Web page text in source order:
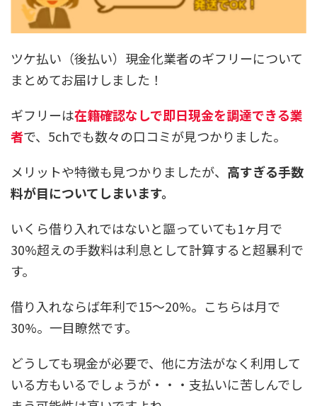
ツケ払い（後払い）現金化業者のギフリーについて
まとめてお届けしました！
ギフリーは在籍確認なしで即日現金を調達できる業
者で、5chでも数々の口コミが見つかりました。
メリットや特徴も見つかりましたが、 高すぎる手数
料が目についてしまいます。
いくら借り入れではないと謳っていても1ヶ月で
30%超えの手数料は利息として計算すると超暴利で
す。
借り入れならば年利で15～20%。こちらは月で
30%。一目瞭然です。
どうしても現金が必要で、他に方法がなく利用して
いる方もいるでしょうが・・・支払いに苦しんでし